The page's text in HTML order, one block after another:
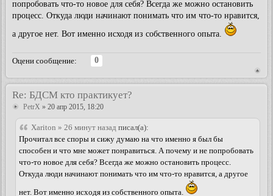
попробовать что-то новое для себя? Всегда же можно остановить
процесс. Откуда люди начинают понимать что им что-то нравится,
а другое нет. Вот именно исходя из собственного опыта.
Оцени сообщение:
0
Re: БДСМ кто практикует?
PetrX » 20 апр 2015, 18:20
Xariton » 26 минут назад писал(а):
Прочитал все споры и сижу думаю на что именно я был бы
способен и что мне может понравиться. А почему и не попробовать
что-то новое для себя? Всегда же можно остановить процесс.
Откуда люди начинают понимать что им что-то нравится, а другое
нет. Вот именно исходя из собственного опыта.